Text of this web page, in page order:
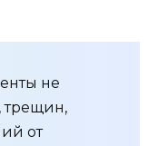
не
трещин,
от